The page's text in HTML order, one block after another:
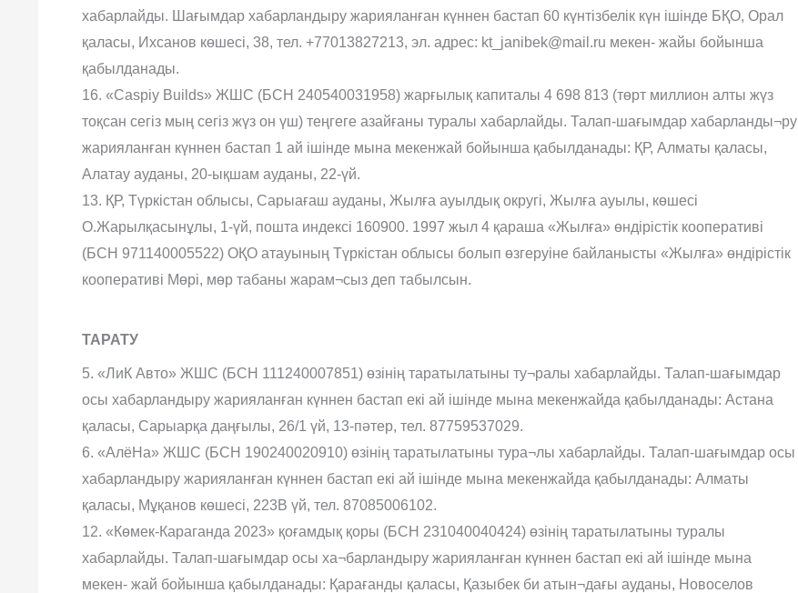
хабарлайды. Шағымдар хабарландыру жарияланған күннен бастап 60 күнтізбелік күн ішінде БҚО, Орал
қаласы, Ихсанов көшесі, 38, тел. +77013827213, эл. адрес: kt_janibek@mail.ru мекен- жайы бойынша
қабылданады.
16. «Caspiy Builds» ЖШС (БСН 240540031958) жарғылық капиталы 4 698 813 (төрт миллион алты жүз
тоқсан сегіз мың сегіз жүз он үш) теңгеге азайғаны туралы хабарлайды. Талап-шағымдар хабарланды¬ру
жарияланған күннен бастап 1 ай ішінде мына мекенжай бойынша қабылданады: ҚР, Алматы қаласы,
Алатау ауданы, 20-ықшам ауданы, 22-үй.
13. ҚР, Түркістан облысы, Сарыағаш ауданы, Жылға ауылдық округі, Жылға ауылы, көшесі
О.Жарылқасынұлы, 1-үй, пошта индексі 160900. 1997 жыл 4 қараша «Жылға» өндірістік кооперативі
(БСН 971140005522) ОҚО атауының Түркістан облысы болып өзгеруіне байланысты «Жылға» өндірістік
кооперативі Мөрі, мөр табаны жарам¬сыз деп табылсын.
ТАРАТУ
5. «ЛиК Авто» ЖШС (БСН 111240007851) өзінің таратылатыны ту¬ралы хабарлайды. Талап-шағымдар
осы хабарландыру жарияланған күннен бастап екі ай ішінде мына мекенжайда қабылданады: Астана
қаласы, Сарыарқа даңғылы, 26/1 үй, 13-пəтер, тел. 87759537029.
6. «АлёНа» ЖШС (БСН 190240020910) өзінің таратылатыны тура¬лы хабарлайды. Талап-шағымдар осы
хабарландыру жарияланған күннен бастап екі ай ішінде мына мекенжайда қабылданады: Алматы
қаласы, Мұқанов көшесі, 223В үй, тел. 87085006102.
12. «Көмек-Караганда 2023» қоғамдық қоры (БСН 231040040424) өзінің таратылатыны туралы
хабарлайды. Талап-шағымдар осы ха¬барландыру жарияланған күннен бастап екі ай ішінде мына
мекен- жай бойынша қабылданады: Қарағанды қаласы, Қазыбек би атын¬дағы ауданы, Новоселов